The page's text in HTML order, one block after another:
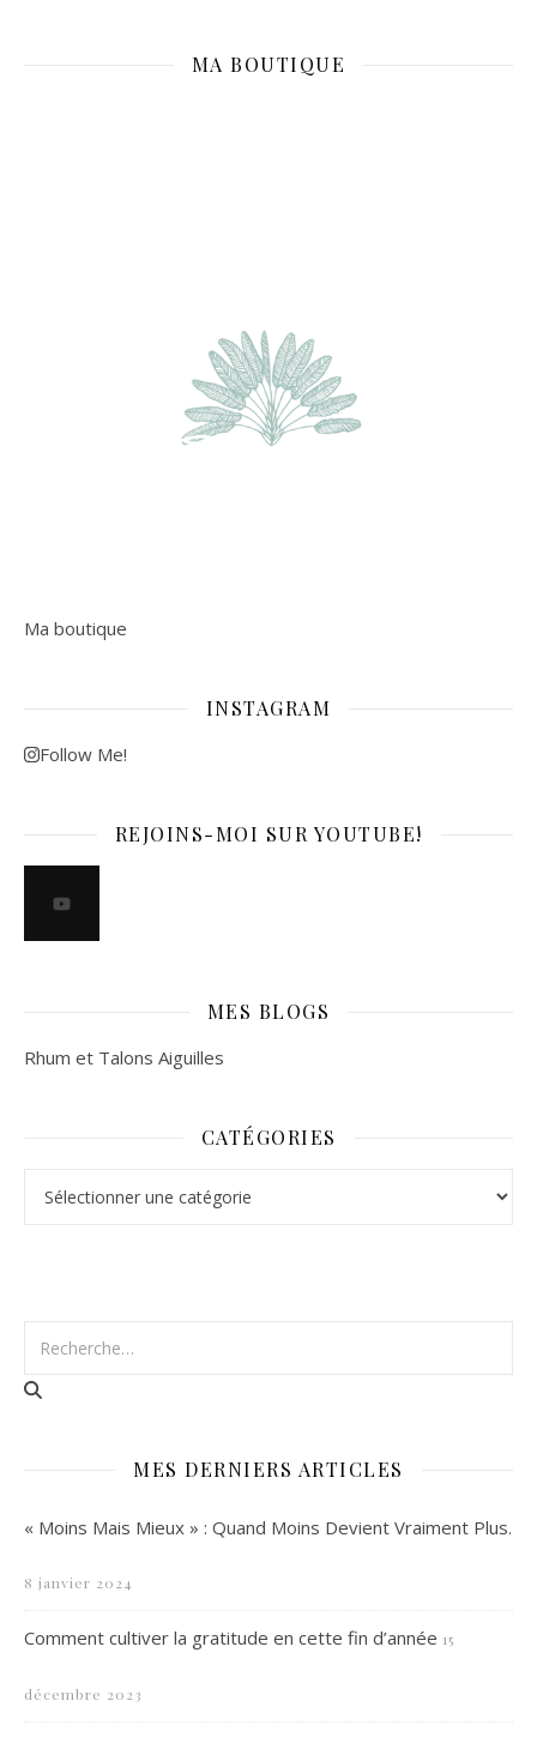
MA BOUTIQUE
Ma boutique
INSTAGRAM
Follow Me!
REJOINS-MOI SUR YOUTUBE!
MES BLOGS
Rhum et Talons Aiguilles
CATÉGORIES
MES DERNIERS ARTICLES
« Moins Mais Mieux » : Quand Moins Devient Vraiment Plus.
8 janvier 2024
Comment cultiver la gratitude en cette fin d’année 15
décembre 2023